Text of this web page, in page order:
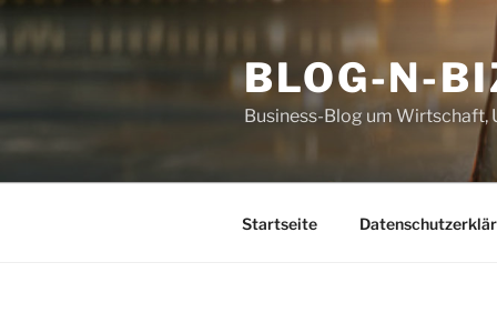
BLOG-N-
Business-Blog um Wirtschaft,
Startseite